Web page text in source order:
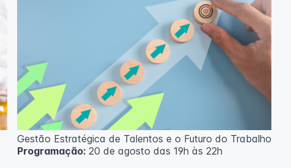
O curso pode sofrer alteração de dados e horário e os
inscritos serão avisados ​​antecipadamente.
O IPETEC reserva-se o direito de não realizar o curso
caso não atinja o número mínimo de 20 inscritos.
Professora:Rosana Ravaglia
Gestão Estratégica de Talentos e o Futuro do Trabalho
Programação:20 de agosto das 19h às 22h